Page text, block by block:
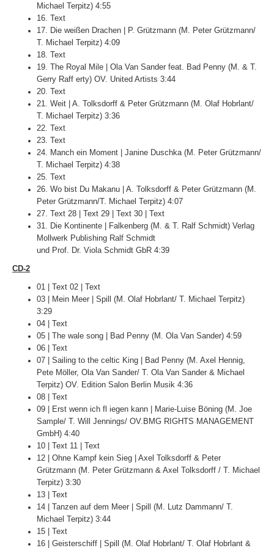
Michael Terpitz) 4:55
16. Text
17. Die weißen Drachen | P. Grützmann (M. Peter Grützmann/
T. Michael Terpitz) 4:09
18. Text
19. The Royal Mile | Ola Van Sander feat. Bad Penny (M. & T.
Gerry Raff erty) OV. United Artists 3:44
20. Text
21. Weit | A. Tolksdorff & Peter Grützmann (M. Olaf Hobrlant/
T. Michael Terpitz) 3:36
22. Text
23. Text
24. Manch ein Moment | Janine Duschka (M. Peter Grützmann/
T. Michael Terpitz) 4:38
25. Text
26. Wo bist Du Makanu | A. Tolksdorff & Peter Grützmann (M.
Peter Grützmann/T. Michael Terpitz) 4:07
27. Text 28 | Text 29 | Text 30 | Text
31. Die Kontinente | Falkenberg (M. & T. Ralf Schmidt) Verlag
Mollwerk Publishing Ralf Schmidt
und Prof. Dr. Viola Schmidt GbR 4:39
CD-2
01 | Text 02 | Text
03 | Mein Meer | Spill (M. Olaf Hobrlant/ T. Michael Terpitz)
3:29
04 | Text
05 | The wale song | Bad Penny (M. Ola Van Sander) 4:59
06 | Text
07 | Sailing to the celtic King | Bad Penny (M. Axel Hennig,
Pete Möller, Ola Van Sander/ T. Ola Van Sander & Michael
Terpitz) OV. Edition Salon Berlin Musik 4:36
08 | Text
09 | Erst wenn ich fl iegen kann | Marie-Luise Böning (M. Joe
Sample/ T. Will Jennings/ OV.BMG RIGHTS MANAGEMENT
GmbH) 4:40
10 | Text 11 | Text
12 | Ohne Kampf kein Sieg | Axel Tolksdorff & Peter
Grützmann (M. Peter Grützmann & Axel Tolksdorff / T. Michael
Terpitz) 3:30
13 | Text
14 | Tanzen auf dem Meer | Spill (M. Lutz Dammann/ T.
Michael Terpitz) 3:44
15 | Text
16 | Geisterschiff | Spill (M. Olaf Hobrlant/ T. Olaf Hobrlant &